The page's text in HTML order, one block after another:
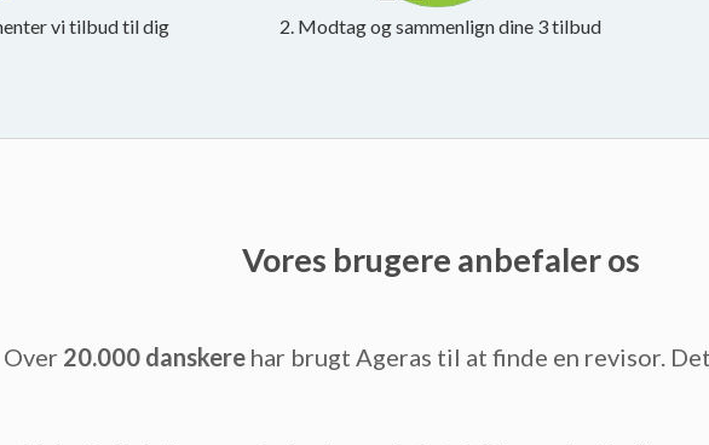
vi tilbud til dig 2. Modtag og sammenlign dine 3 tilbud
Vores brugere anbefaler os
Over 20.000 danskerehar brugt Ageras til at finde en revisor.